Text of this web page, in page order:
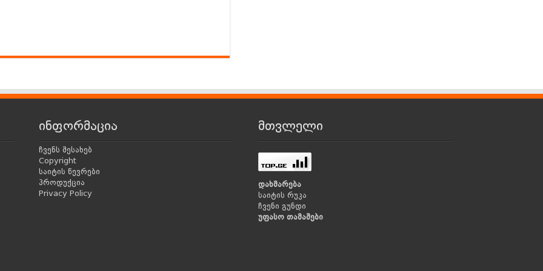
ინფორმაცია
ჩვენს შესახებ
Copyright
საიტის წევრები
პროდუქცია
Privacy Policy
მთვლელი
დახმარება
საიტის რუკა
ჩვენი გუნდი
უფასო თამაშები